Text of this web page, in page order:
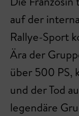
auf der
Rallye-Sport
Ära der
über 500 PS,
und der Tod
legendäre